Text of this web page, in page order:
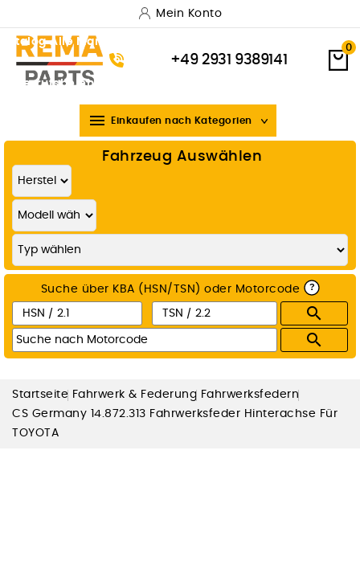
Mein Konto
+49 2931 9389141
0
Fahrzeug Auswählen
Suche über KBA (HSN/TSN) oder Motorcode ?


 Einkaufen nach Kategorien
Katalog Alle Marken
Widerrufsbelehrung
Startseite Fahrwerk & Federung Fahrwerksfedern
CS Germany 14.872.313 Fahrwerksfeder Hinterachse Für
TOYOTA